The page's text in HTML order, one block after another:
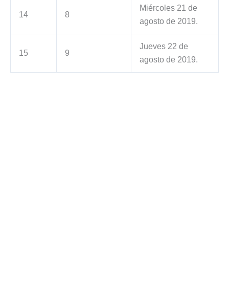
14 8
Miércoles 21 de
agosto de 2019.
15 9
Jueves 22 de
agosto de 2019.